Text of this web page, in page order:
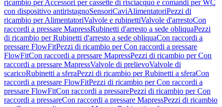
ricambio per Accessori per cassette di risciacquo e comandi per WC
con dispositivo antiristagnoSensoriCaviAlimentatoriPezzi di
ricambio per AlimentatoriValvole e rubinettiValvole d'arrestoCon
raccordi a pressare MapressRubinetti d'arresto a sede obliquaPezzi
di ricambio per Rubinetti d'arresto a sede obliquaCon raccordi a
pressare FlowFitPezzi di ricambio per Con raccordi a pressare
FlowFitCon raccordi a pressare MapressPezzi di ricambio per Con
raccordi a pressare MapressValvole di prelievoValvole di
scaricoRubinetti a sferaPezzi di ricambio per Rubinetti a sferaCon
raccordi a pressare FlowFitPezzi di ricambio per Con raccordi a
pressare FlowFitCon raccordi a pressarePezzi di ricambio per Con
raccordi a pressareCon raccordi a pressare MapressPezzi di ricambio